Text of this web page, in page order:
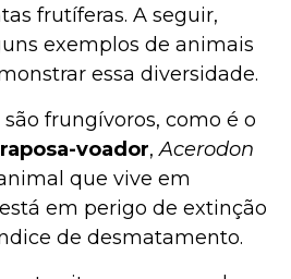
frutíferas. A seguir,
exemplos de animais
essa diversidade.
frungívoros, como é o
voador,Acerodon
que vive em
em perigo de extinção
de desmatamento.